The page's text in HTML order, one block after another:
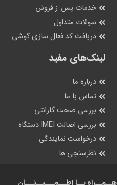
خدمات پس از فروش
سوالات متداول
دریافت کد فعال سازی گوشی
لینک‌های مفید
درباره ما
تماس با ما
بررسی صحت گارانتی
بررسی اصالت IMEI دستگاه
درخواست نمایندگی
نظرسنجی ها
هــمــراه بــا اطـــمـــیــنـــان